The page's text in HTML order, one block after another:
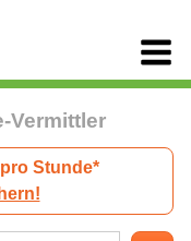
Vermittler
Stunde*